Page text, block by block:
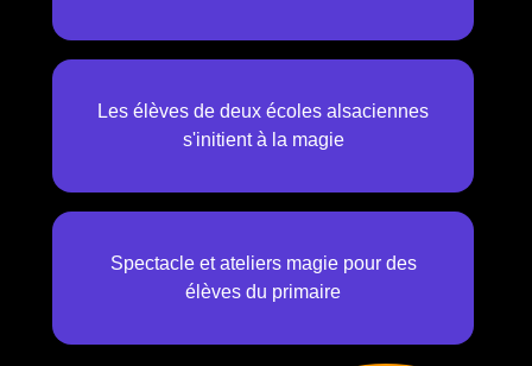
Les élèves de deux écoles alsaciennes
s'initient à la magie
Spectacle et ateliers magie pour des
élèves du primaire